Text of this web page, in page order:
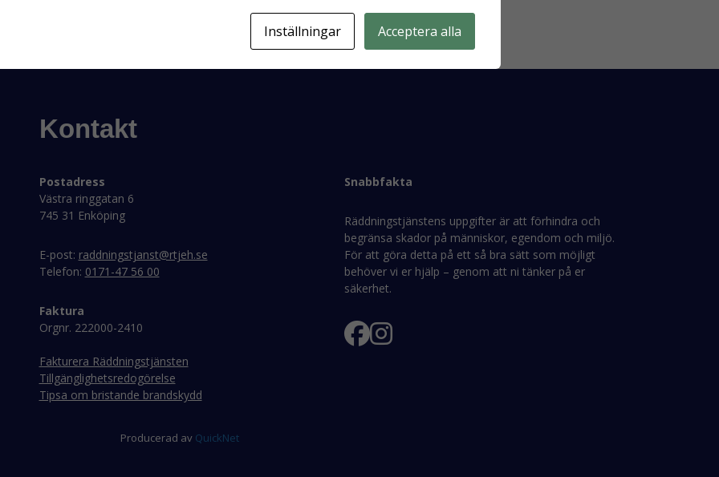
Kontakt
Postadress
Västra ringgatan 6
745 31 Enköping
E-post: raddningstjanst@rtjeh.se
Telefon: 0171-47 56 00
Faktura
Orgnr. 222000-2410
Fakturera Räddningstjänsten
Tillgänglighetsredogörelse
Tipsa om bristande brandskydd
Snabbfakta
Räddningstjänstens uppgifter är att förhindra och
begränsa skador på människor, egendom och miljö.
För att göra detta på ett så bra sätt som möjligt
behöver vi er hjälp – genom att ni tänker på er
säkerhet.
Producerad av QuickNet
Inställningar Acceptera alla